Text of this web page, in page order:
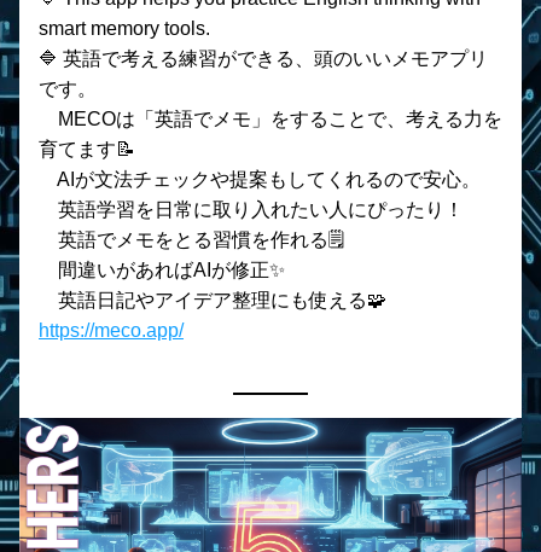
smart memory tools.
🔷 英語で考える練習ができる、頭のいいメモアプリ
です。
MECOは「英語でメモ」をすることで、考える力を
育てます📝
AIが文法チェックや提案もしてくれるので安心。
英語学習を日常に取り入れたい人にぴったり！
    英語でメモをとる習慣を作れる🗒️
    間違いがあればAIが修正✨
    英語日記やアイデア整理にも使える🧩
https://meco.app/